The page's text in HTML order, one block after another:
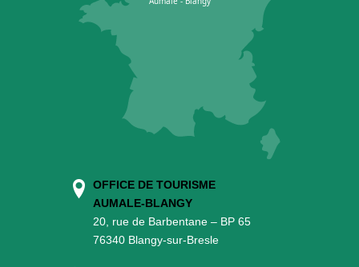
OFFICE DE TOURISME
AUMALE-BLANGY
20, rue de Barbentane – BP 65
76340 Blangy-sur-Bresle